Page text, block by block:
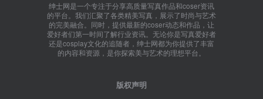
绅士网是一个专注于分享高质量写真作品和coser资讯
的平台。我们汇聚了各类精美写真，展示了时尚与艺术
的完美融合。同时，提供最新的coser动态和作品，让
爱好者们第一时间了解行业资讯。无论你是写真爱好者
还是cosplay文化的追随者，绅士网都为你提供了丰富
的内容和资源，是你探索美与艺术的理想平台。
版权声明